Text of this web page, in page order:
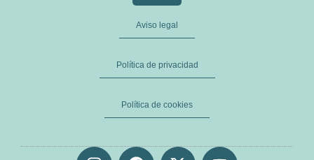
Aviso legal
Política de privacidad
Política de cookies